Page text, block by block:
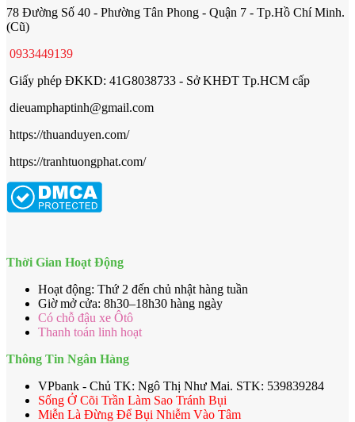
78 Đường Số 40 - Phường Tân Phong - Quận 7 - Tp.Hồ Chí Minh.
(Cũ)
0933449139
Giấy phép ĐKKD: 41G8038733 - Sở KHĐT Tp.HCM cấp
dieuamphaptinh@gmail.com
https://thuanduyen.com/
https://tranhtuongphat.com/
Thời Gian Hoạt Động
Hoạt động: Thứ 2 đến chủ nhật hàng tuần
Giờ mở cửa: 8h30–18h30 hàng ngày
Có chỗ đậu xe Ôtô
Thanh toán linh hoạt
Thông Tin Ngân Hàng
VPbank - Chủ TK: Ngô Thị Như Mai. STK: 539839284
Sống Ở Cõi Trần Làm Sao Tránh Bụi
Miễn Là Đừng Để Bụi Nhiễm Vào Tâm